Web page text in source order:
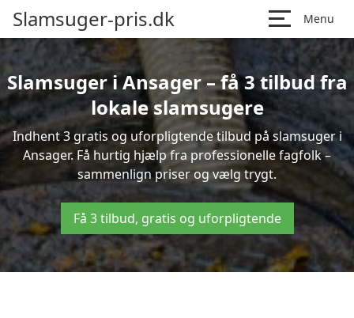
Slamsuger-pris.dk Menu
Slamsuger i Ansager – få 3 tilbud fra
lokale slamsugere
Indhent 3 gratis og uforpligtende tilbud på slamsuger i
Ansager. Få hurtig hjælp fra professionelle fagfolk –
sammenlign priser og vælg trygt.
Få 3 tilbud, gratis og uforpligtende